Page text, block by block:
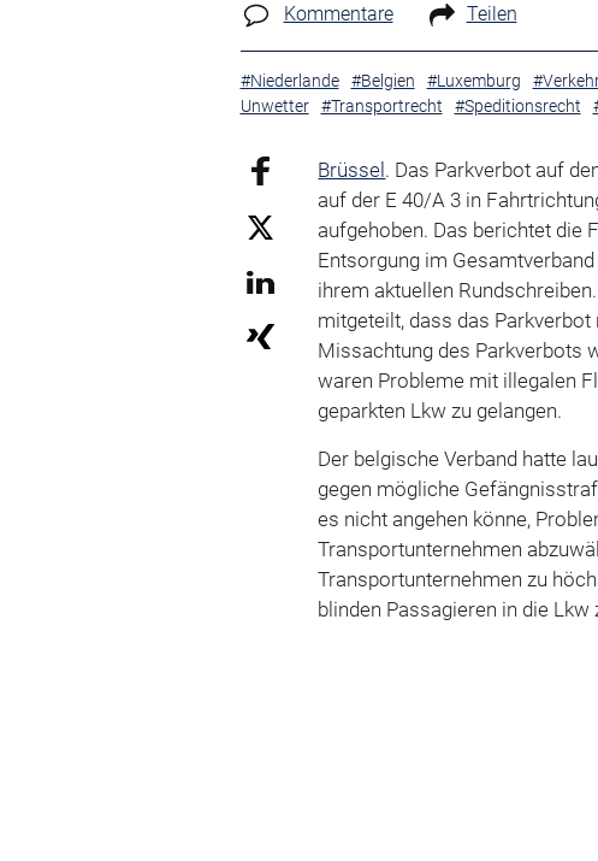
Kommentare Teilen
#Niederlande #Belgien #Luxemburg
Unwetter
#Transportrecht #Speditionsrecht
Brüssel. Das Parkverbot auf
auf der E 40/A 3 in
aufgehoben. Das berichtet die
Entsorgung im
ihrem aktuellen
mitgeteilt, dass das
Missachtung des Parkverbots
waren Probleme mit illegalen
geparkten Lkw zu gelangen.
Der belgische Verband hatte
gegen mögliche
es nicht angehen könne,
Transportunternehmen
Transportunternehmen zu
blinden Passagieren in die Lkw